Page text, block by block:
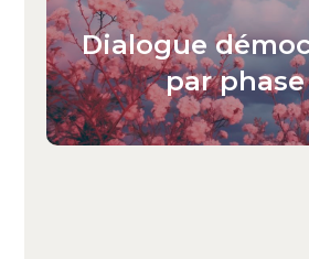
Dialogue
par phase